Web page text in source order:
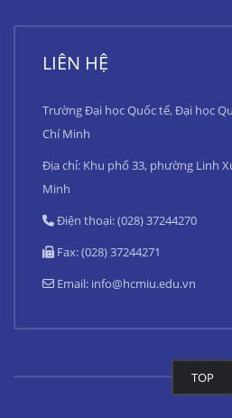
LIÊN HỆ
Trường Đại học Quốc tế, Đại học
Chí Minh
Địa chỉ: Khu phố 33, phường Linh
Minh
Điện thoại: (028) 37244270
Fax: (028) 37244271
Email: info@hcmiu.edu.vn
TOP